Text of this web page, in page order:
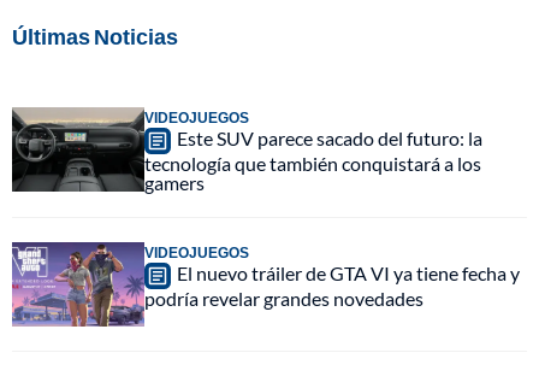
Últimas Noticias
VIDEOJUEGOS
Este SUV parece sacado del futuro: la
tecnología que también conquistará a los
gamers
VIDEOJUEGOS
El nuevo tráiler de GTA VI ya tiene fecha y
podría revelar grandes novedades